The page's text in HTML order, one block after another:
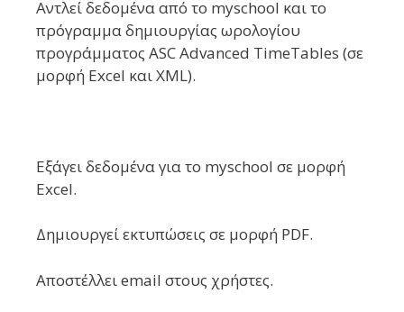
Αντλεί δεδομένα από το myschool και το
πρόγραμμα δημιουργίας ωρολογίου
προγράμματος ASC Advanced TimeTables (σε
μορφή Excel και XML).
Εξάγει δεδομένα για το myschool σε μορφή
Excel.
Δημιουργεί εκτυπώσεις σε μορφή PDF.
Αποστέλλει email στους χρήστες.